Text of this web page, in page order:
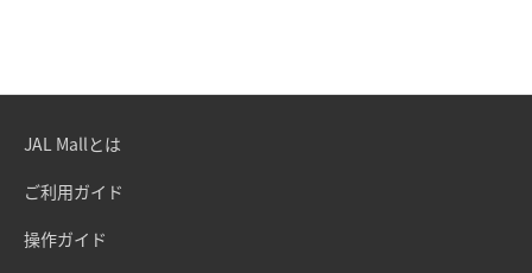
JAL Mallとは
ご利用ガイド
操作ガイド